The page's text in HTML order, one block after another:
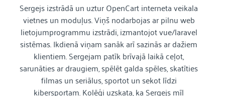
Sergejs izstrādā un uztur OpenCart interneta veikala
vietnes un moduļus. Viņš nodarbojas ar pilnu web
lietojumprogrammu izstrādi, izmantojot vue/laravel
sistēmas. Ikdienā viņam sanāk arī sazinās ar dažiem
klientiem. Sergejam patīk brīvajā laikā ceļot,
sarunāties ar draugiem, spēlēt galda spēles, skatīties
filmas un seriālus, sportot un sekot līdzi
kibersportam. Kolēģi uzskata, ka Sergejs mīl